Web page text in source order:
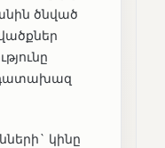
ծնված
դատախազ
կինը